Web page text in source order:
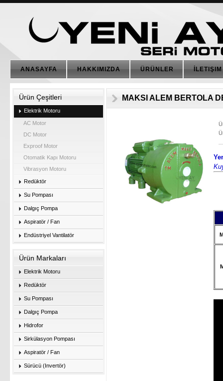
ANASAYFA HAKKIMIZDA ÜRÜNLER İLETIŞIM
Ürün Çeşitleri
Elektrik Motoru
AC Motor
DC Motor
Exproof Motor
Otomatik Kapı Motoru
Vibrasyon Motoru
Redüktör
Su Pompası
Dalgıç Pompa
Aspiratör / Fan
Endüstriyel Vantilatör
Ürün Markaları
Elektrik Motoru
Redüktör
Su Pompası
Dalgıç Pompa
Hidrofor
Sirkülasyon Pompası
Aspiratör / Fan
Sürücü (Invertör)
MAKSI ALEM BERTOLA